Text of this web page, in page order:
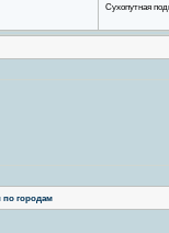
Сухопутная
по городам